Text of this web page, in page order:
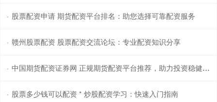
· 股票配资申请 期货配资平台排名：助您选择可靠配资服务
· 赣州股票配资 股票配资交流论坛：专业配资知识分享
· 中国期货配资证券网 正规期货配资平台推荐，助力投资稳健获利
· 股票多少钱可以配资 * 炒股配资学习：快速入门指南